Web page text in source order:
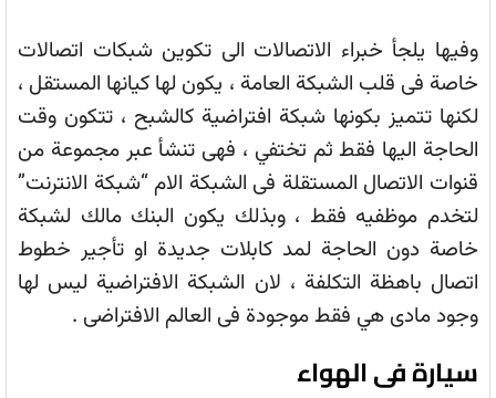
وفيها يلجأ خبراء الاتصالات الى تكوين شبكات اتصالات
خاصة فى قلب الشبكة العامة ، يكون لها كيانها المستقل ،
لكنها تتميز بكونها شبكة افتراضية كالشبح ، تتكون وقت
الحاجة اليها فقط ثم تختفي ، فهى تنشأ عبر مجموعة من
قنوات الاتصال المستقلة فى الشبكة الام “شبكة الانترنت”
لتخدم موظفيه فقط ، وبذلك يكون البنك مالك لشبكة
خاصة دون الحاجة لمد كابلات جديدة او تأجير خطوط
اتصال باهظة التكلفة ، لان الشبكة الافتراضية ليس لها
وجود مادى هي فقط موجودة فى العالم الافتراضى .
سيارة فى الهواء